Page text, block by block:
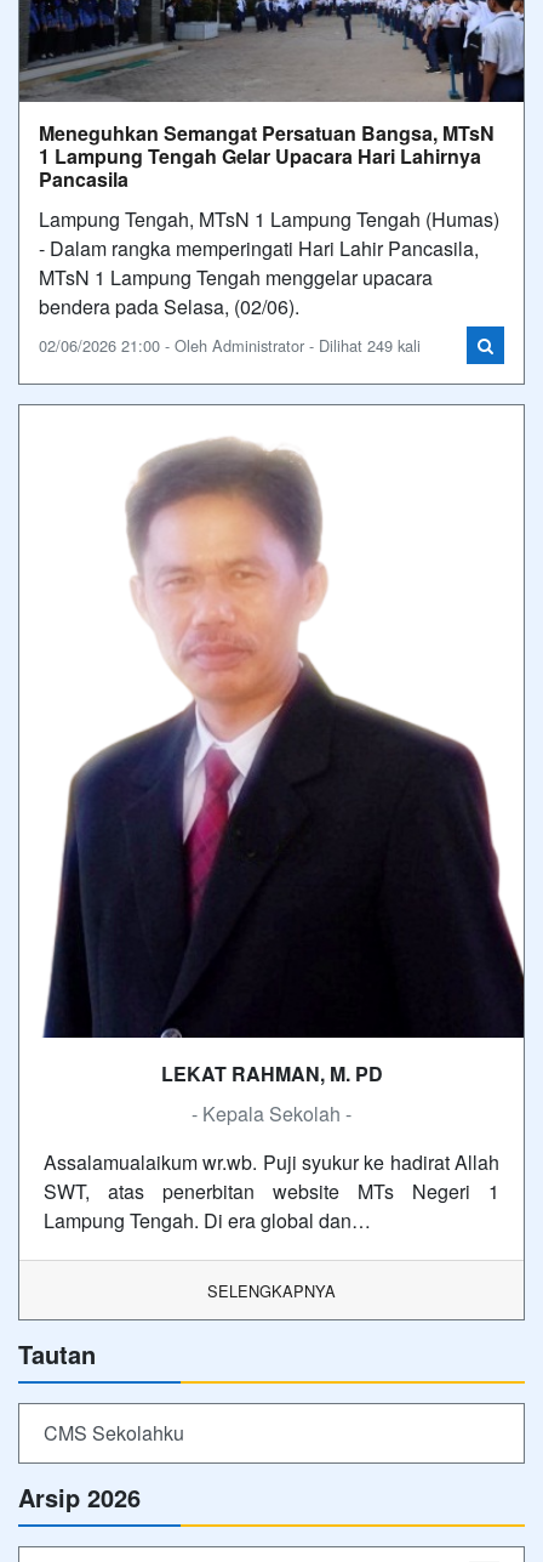
Meneguhkan Semangat Persatuan Bangsa, MTsN
1 Lampung Tengah Gelar Upacara Hari Lahirnya
Pancasila
Lampung Tengah, MTsN 1 Lampung Tengah (Humas)
- Dalam rangka memperingati Hari Lahir Pancasila,
MTsN 1 Lampung Tengah menggelar upacara
bendera pada Selasa, (02/06).
02/06/2026 21:00 - Oleh Administrator - Dilihat 249 kali
LEKAT RAHMAN, M. PD
- Kepala Sekolah -
Assalamualaikum wr.wb. Puji syukur ke hadirat Allah
SWT, atas penerbitan website MTs Negeri 1
Lampung Tengah. Di era global dan…
SELENGKAPNYA
Tautan
CMS Sekolahku
Arsip 2026